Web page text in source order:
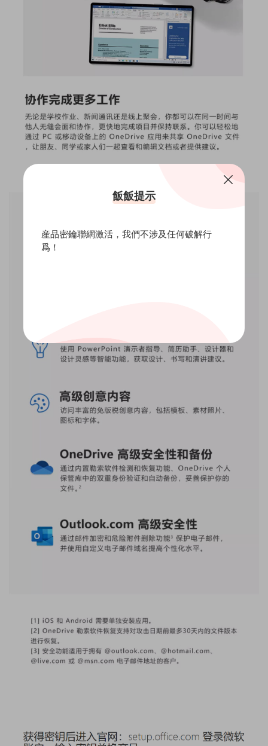
飯飯提示
産品密鑰聯網激活，我們不涉及任何破解行
爲！